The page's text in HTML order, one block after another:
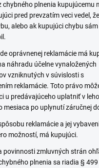
chybného plnenia kupujúcemu
pred prevzatím veci vedel,
alebo ak kupujúci chybu sám
oprávnenej reklamácie má
náhradu účelne vynaložených
vzniknutých v súvislosti s
reklamácie. Toto právo
u predávajúceho uplatniť v
mesiaca po uplynutí záručnej
reklamácie a jej
možností, má kupujúci.
povinnosti zmluvných strán
plnenia sa riadia §